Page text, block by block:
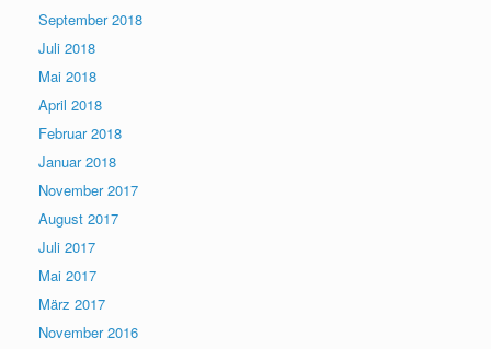
September 2018
Juli 2018
Mai 2018
April 2018
Februar 2018
Januar 2018
November 2017
August 2017
Juli 2017
Mai 2017
März 2017
November 2016